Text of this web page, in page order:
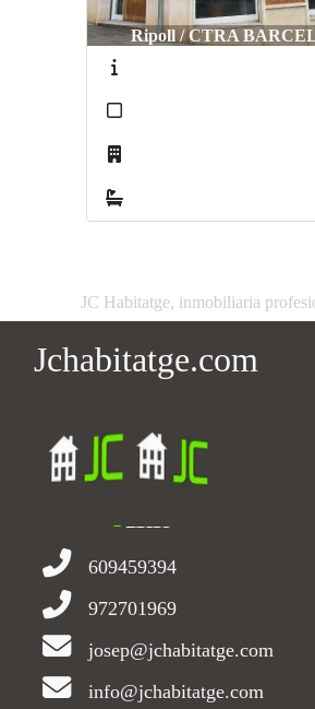
Ripoll / CTRA
JC Habitatge, inmobiliaria
Jchabitatge.com
609459394
972701969
josep@jchabitatge.com
info@jchabitatge.com